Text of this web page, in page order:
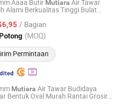
Aaaa Butir Mutiara Air Tawar
Alami Berkualitas Tinggi Bulat
/ Bagian
(MOQ)
Permintaan
Ltd.
Harga mulai 2013
Mutiara Air Tawar Budidaya
Bentuk Oval Murah Rantai Grosir
Ltd.